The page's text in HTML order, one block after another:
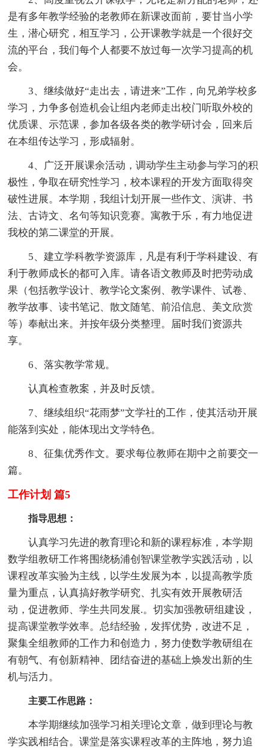
是有多年教学经验的老教师在新课改面前，要甘当小学
生，潜心研究，相互学习，公开课教学就是一个很好交
流的平台，我们每个人都要不放过每一次学习提高的机
会。
3、继续做好“走出去，请进来”工作，向兄弟学校多
学习，力争多创造机会让组内老师走出校门听取外校的
优质课、示范课，参加各级各类的教学研讨会，回来后
在本组传达学习，形成辐射。
4、广泛开展课余活动，调动学生主动参与学习的积
极性，争取在研究性学习，校本课程的开发方面取得突
破性进展。本学期，我组计划开展一些作文、演讲、书
法、古诗文、名句等知识竞赛。寓教于乐，有力地促进
我校的第二课堂的开展。
5、建立学科教学资源库，凡是有利于学科建设、有
利于教师成长的都可入库。请各语文教师及时把劳动成
果（包括教学设计、教学论文案例、教学课件、试卷、
教学故事、读书笔记、散文随笔、前沿信息、美文欣赏
等）奉献出来。并按年级分类整理。届时我们资源共
享。
6、落实教学常规。
认真检查教案，并及时反馈。
7、继续组织“花雨梦”文学社的工作，使其活动开展
能落到实处，能体现出文学特色。
8、征集优秀作文。要求每位教师在期中之前要交一
篇。
工作计划 篇5
指导思想：
认真学习先进的教育理论和新的课程标准，本学期
数学组教研工作将围绕杨浦创智课堂教学实践活动，以
课程改革实验为主线，以学生发展为本，以提高教学质
量为重点，认真搞好教学研究、扎实有效开展教研活
动，促进教师、学生共同发展.。切实加强教研组建设，
提高课堂教学效率。总结经验，发挥优势，改进不足，
聚集全组教师的工作力和创造力，努力使数学教研组在
有朝气、有创新精神、团结奋进的基础上焕发出新的生
机与活力。
主要工作思路：
本学期继续加强学习相关理论文章，做到理论与教
学实践相结合。课堂是落实课程改革的主阵地，努力追